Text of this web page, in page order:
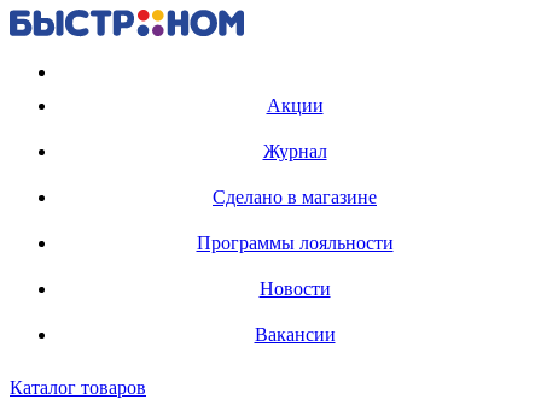
Акции
Журнал
Сделано в магазине
Программы лояльности
Новости
Вакансии
Каталог товаров